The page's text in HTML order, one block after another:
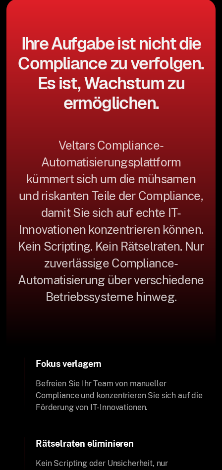
Ihre Aufgabe ist nicht die
Compliance zu verfolgen.
Es ist, Wachstum zu
ermöglichen.
Veltars Compliance-
Automatisierungsplattform
kümmert sich um die mühsamen
und riskanten Teile der Compliance,
damit Sie sich auf echte IT-
Innovationen konzentrieren können.
Kein Scripting. Kein Rätselraten. Nur
zuverlässige Compliance-
Automatisierung über verschiedene
Betriebssysteme hinweg.
Fokus verlagern
Befreien Sie Ihr Team von manueller
Compliance und konzentrieren Sie sich auf die
Förderung von IT-Innovationen.
Rätselraten eliminieren
Kein Scripting oder Unsicherheit, nur